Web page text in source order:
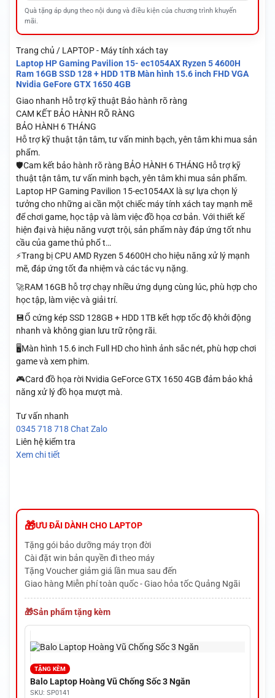
Quà tặng áp dụng theo nội dung và điều kiện của chương trình khuyến
mãi.
Trang chủ / LAPTOP - Máy tính xách tay
Laptop HP Gaming Pavilion 15- ec1054AX Ryzen 5 4600H
Ram 16GB SSD 128 + HDD 1TB Màn hình 15.6 inch FHD VGA
Nvidia GeFore GTX 1650 4GB
Giao nhanh Hỗ trợ kỹ thuật Bảo hành rõ ràng
CAM KẾT BẢO HÀNH RÕ RÀNG
BẢO HÀNH 6 THÁNG
Hỗ trợ kỹ thuật tận tâm, tư vấn minh bạch, yên tâm khi mua sản
phẩm.
🛡️Cam kết bảo hành rõ ràng BẢO HÀNH 6 THÁNG Hỗ trợ kỹ
thuật tận tâm, tư vấn minh bạch, yên tâm khi mua sản phẩm.
Laptop HP Gaming Pavilion 15-ec1054AX là sự lựa chọn lý
tưởng cho những ai cần một chiếc máy tính xách tay mạnh mẽ
để chơi game, học tập và làm việc đồ họa cơ bản. Với thiết kế
hiện đại và hiệu năng vượt trội, sản phẩm này đáp ứng tốt nhu
cầu của game thủ phổ t…
⚡Trang bị CPU AMD Ryzen 5 4600H cho hiệu năng xử lý mạnh
mẽ, đáp ứng tốt đa nhiệm và các tác vụ nặng.
🚀RAM 16GB hỗ trợ chạy nhiều ứng dụng cùng lúc, phù hợp cho
học tập, làm việc và giải trí.
💾Ổ cứng kép SSD 128GB + HDD 1TB kết hợp tốc độ khởi động
nhanh và không gian lưu trữ rộng rãi.
🖥️Màn hình 15.6 inch Full HD cho hình ảnh sắc nét, phù hợp chơi
game và xem phim.
🎮Card đồ họa rời Nvidia GeForce GTX 1650 4GB đảm bảo khả
năng xử lý đồ họa mượt mà.
Tư vấn nhanh
0345 718 718 Chat Zalo
Liên hệ kiểm tra
Xem chi tiết
ƯU ĐÃI DÀNH CHO LAPTOP
Tặng gói bảo dưỡng máy trọn đời
Cài đặt win bản quyền đi theo máy
Tặng Voucher giảm giá lần mua sau đến
Giao hàng Miễn phí toàn quốc - Giao hỏa tốc Quảng Ngãi
Sản phẩm tặng kèm
TẶNG KÈM
Balo Laptop Hoàng Vũ Chống Sốc 3 Ngăn
SKU: SP0141